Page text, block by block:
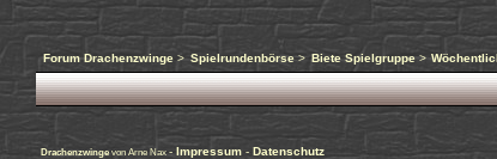
Forum Drachenzwinge > Spielrundenbörse> Biete Spielgruppe>
Drachenzwingevon Arne Nax- Impressum - Datenschutz